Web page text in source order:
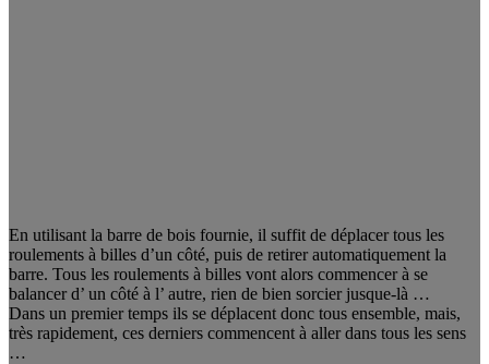
En utilisant la barre de bois fournie, il suffit de déplacer tous les
roulements à billes d’un côté, puis de retirer automatiquement la
barre. Tous les roulements à billes vont alors commencer à se
balancer d’ un côté à l’ autre, rien de bien sorcier jusque-là …
Dans un premier temps ils se déplacent donc tous ensemble, mais,
très rapidement, ces derniers commencent à aller dans tous les sens
…